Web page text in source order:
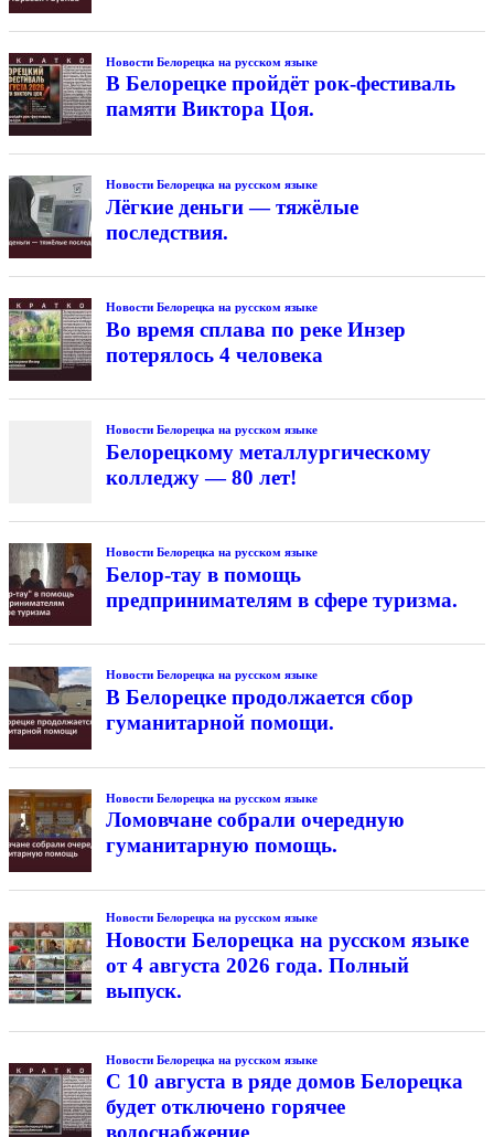
Новости Белорецка на русском языке
В Белорецке пройдёт рок-фестиваль
памяти Виктора Цоя.
Новости Белорецка на русском языке
Лёгкие деньги — тяжёлые
последствия.
Новости Белорецка на русском языке
Во время сплава по реке Инзер
потерялось 4 человека
Новости Белорецка на русском языке
Белорецкому металлургическому
колледжу — 80 лет!
Новости Белорецка на русском языке
Белор-тау в помощь
предпринимателям в сфере туризма.
Новости Белорецка на русском языке
В Белорецке продолжается сбор
гуманитарной помощи.
Новости Белорецка на русском языке
Ломовчане собрали очередную
гуманитарную помощь.
Новости Белорецка на русском языке
Новости Белорецка на русском языке
от 4 августа 2026 года. Полный
выпуск.
Новости Белорецка на русском языке
С 10 августа в ряде домов Белорецка
будет отключено горячее